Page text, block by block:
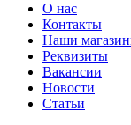
О нас
Контакты
Наши
Реквизиты
Вакансии
Новости
Статьи